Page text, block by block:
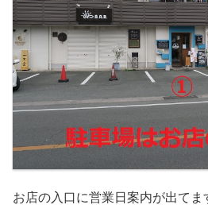
お店の入口に営業日案内が出てま